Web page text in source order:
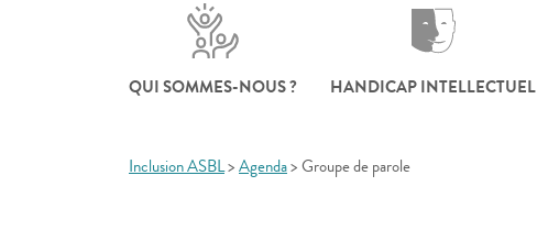
QUI SOMMES-NOUS ? HANDICAP INTELLECTUEL
Inclusion ASBL> Agenda > Groupe de parole